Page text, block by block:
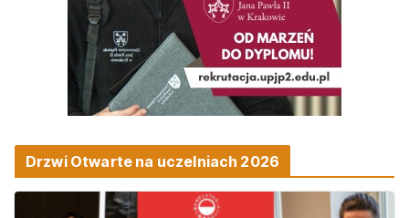
Drzwi Otwarte na uczelniach 2026